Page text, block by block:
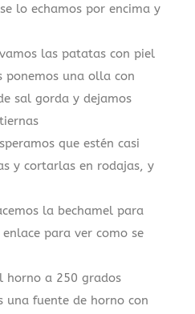
lo echamos por encima y
las patatas con piel
ponemos una olla con
sal gorda y dejamos
que estén casi
y cortarlas en rodajas, y
la bechamel para
para ver como se
horno a 250 grados
una fuente de horno con